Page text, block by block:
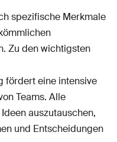
spezifische Merkmale
Zu den wichtigsten
fördert eine intensive
Teams. Alle
auszutauschen,
und Entscheidungen